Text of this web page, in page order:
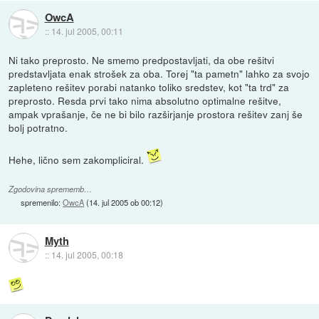
OwcA
:: 14. jul 2005, 00:11
Ni tako preprosto. Ne smemo predpostavljati, da obe rešitvi
predstavljata enak strošek za oba. Torej "ta pametn" lahko za svojo
zapleteno rešitev porabi natanko toliko sredstev, kot "ta trd" za
preprosto. Resda prvi tako nima absolutno optimalne rešitve,
ampak vprašanje, če ne bi bilo razširjanje prostora rešitev zanj še
bolj potratno.
Hehe, lično sem zakompliciral.
Zgodovina sprememb…
spremenilo:OwcA(14. jul 2005 ob 00:12)
Myth
:: 14. jul 2005, 00:18